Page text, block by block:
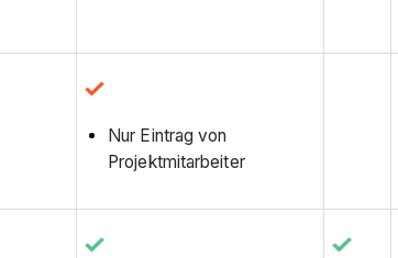
Nur Eintrag von
Projektmitarbeiter